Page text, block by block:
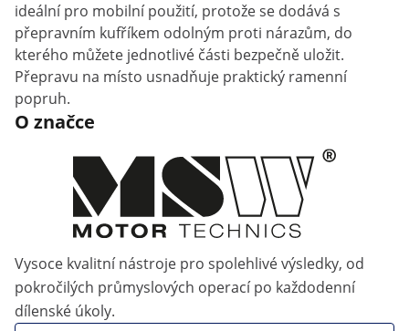
ideální pro mobilní použití, protože se dodává s
přepravním kufříkem odolným proti nárazům, do
kterého můžete jednotlivé části bezpečně uložit.
Přepravu na místo usnadňuje praktický ramenní
popruh.
O značce
Vysoce kvalitní nástroje pro spolehlivé výsledky, od
pokročilých průmyslových operací po každodenní
dílenské úkoly.